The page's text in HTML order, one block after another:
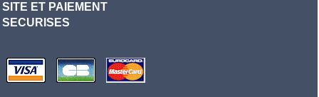
SITE ET PAIEMENT
SECURISES